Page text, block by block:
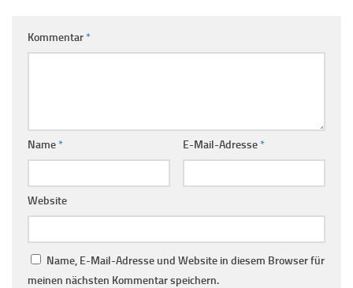
Kommentar*
Name* E-Mail-Adresse*
Website
Name, E-Mail-Adresse und Website in diesem Browser für
meinen nächsten Kommentar speichern.